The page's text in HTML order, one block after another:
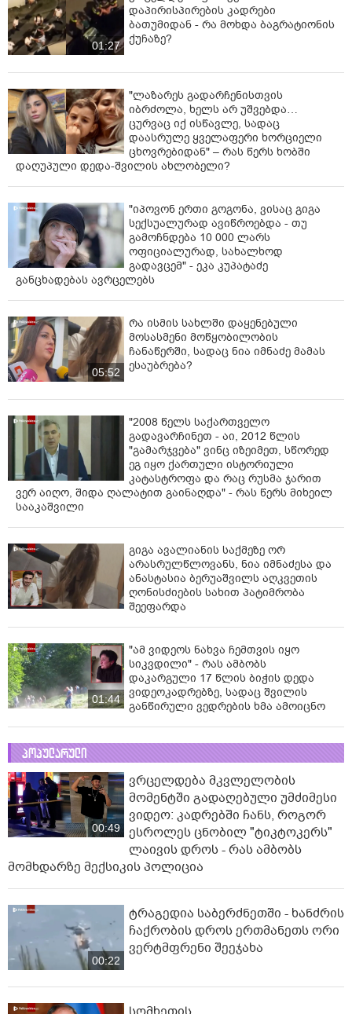
01:27
დაპირისპირების კადრები
ბათუმიდან - რა მოხდა ბაგრატიონის
ქუჩაზე?
"ლაზარეს გადარჩენისთვის
იბრძოლა, ხელს არ უშვებდა…
ცურვაც იქ ისწავლე, სადაც
დაასრულე ყველაფერი ხორციელი
ცხოვრებიდან" – რას წერს ხობში
დაღუპული დედა-შვილის ახლობელი?
"იპოვონ ერთი გოგონა, ვისაც გიგა
სექსუალურად ავიწროებდა - თუ
გამოჩნდება 10 000 ლარს
ოფიციალურად, სახალხოდ
გადავცემ" - ეკა კუპატაძე
განცხადებას ავრცელებს
05:52
რა ისმის სახლში დაყენებული
მოსასმენი მოწყობილობის
ჩანაწერში, სადაც ნია იმნაძე მამას
ესაუბრება?
"2008 წელს საქართველო
გადავარჩინეთ - აი, 2012 წლის
"გამარჯვება" ვინც იზეიმეთ, სწორედ
ეგ იყო ქართული ისტორიული
კატასტროფა და რაც რუსმა ჯარით
ვერ აიღო, შიდა ღალატით გაინაღდა" - რას წერს მიხეილ
სააკაშვილი
გიგა ავალიანის საქმეზე ორ
არასრულწლოვანს, ნია იმნაძესა და
ანასტასია ბერუაშვილს აღკვეთის
ღონისძიების სახით პატიმრობა
შეეფარდა
01:44
"ამ ვიდეოს ნახვა ჩემთვის იყო
სიკვდილი" - რას ამბობს
დაკარგული 17 წლის ბიჭის დედა
ვიდეოკადრებზე, სადაც შვილის
განწირული ვედრების ხმა ამოიცნო
პოპულარული
00:49
ვრცელდება მკვლელობის
მომენტში გადაღებული უმძიმესი
ვიდეო: კადრებში ჩანს, როგორ
ესროლეს ცნობილ "ტიკტოკერს"
ლაივის დროს - რას ამბობს
მომხდარზე მექსიკის პოლიცია
00:22
ტრაგედია საბერძნეთში - ხანძრის
ჩაქრობის დროს ერთმანეთს ორი
ვერტმფრენი შეეჯახა